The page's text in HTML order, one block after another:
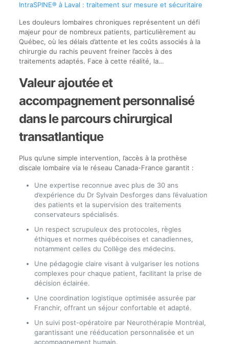
IntraSPINE® à Laval : traitement sur mesure et sécuritaire
Les douleurs lombaires chroniques représentent un défi
majeur pour de nombreux patients, particulièrement au
Québec, où les délais d’attente et les coûts associés à la
chirurgie du rachis peuvent freiner l’accès à des
traitements adaptés. Face à cette réalité, la…
Valeur ajoutée et
accompagnement personnalisé
dans le parcours chirurgical
transatlantique
Plus qu’une simple intervention, l’accès à la prothèse
discale lombaire via le réseau Canada-France garantit :
Une expertise reconnue avec plus de 30 ans
d’expérience du Dr Sylvain Desforges dans l’évaluation
des patients et la supervision des traitements
conservateurs spécialisés.
Un respect scrupuleux des protocoles, règles
éthiques et normes québécoises et canadiennes,
notamment celles du Collège des médecins.
Une pédagogie claire visant à vulgariser les notions
complexes pour chaque patient, facilitant la prise de
décision éclairée.
Une coordination logistique optimisée assurée par
Franchir, offrant un séjour confortable et adapté.
Un suivi post-opératoire par Neurothérapie Montréal,
garantissant une rééducation personnalisée et un
accompagnement humain.